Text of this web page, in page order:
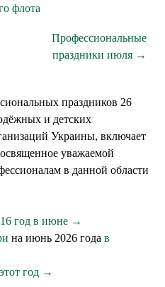
флота
Профессиональные
праздники июля →
праздников 26
и детских
Украины, включает
уважаемой
в данной области
год в июне →
на июнь 2026 года в
год →